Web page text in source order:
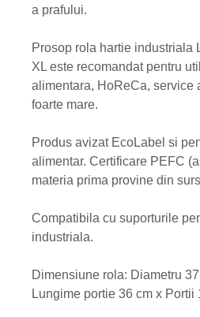
a prafului.
Prosop rola hartie industriala
XL este recomandat pentru
alimentara, HoReCa, service
foarte mare.
Produs avizat EcoLabel si
alimentar. Certificare PEFC
materia prima provine din
Compatibila cu suporturile
industriala.
Dimensiune rola: Diametru
Lungime portie 36 cm x Portii